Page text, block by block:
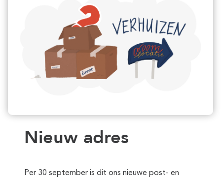
Nieuw adres
Per 30 september is dit ons nieuwe post- en